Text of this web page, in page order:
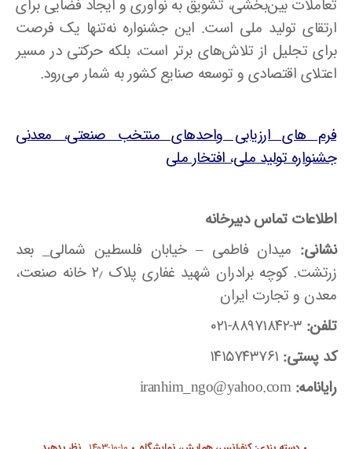
تعاملات بین‌بخشی، تشویق به نوآوری و ایجاد فضایی برای
ارتقای تولید ملی است. این جشنواره نه‌تنها یک فرصت
برای تجلیل از تلاش‌های برتر است، بلکه حرکتی در مسیر
اعتلای اقتصادی و توسعه صنایع کشور به شمار می‌رود.
فرم های ارزیابی واحدهای منتخب صنعتی، معدنی
جشنواره تولید ملی، افتخار ملی
اطلاعات تماس دبیرخانه
نشانی: میدان فاطمی – خیابان فلسطین شمالی_ بعد
زرتشت. کوچه برادران شهید غفاری پلاک ۲٫ خانه صنعت،
معدن و تجارت ایران
تلفن:
کد پستی:
رایانامه: iranhim_ngo@yahoo.com